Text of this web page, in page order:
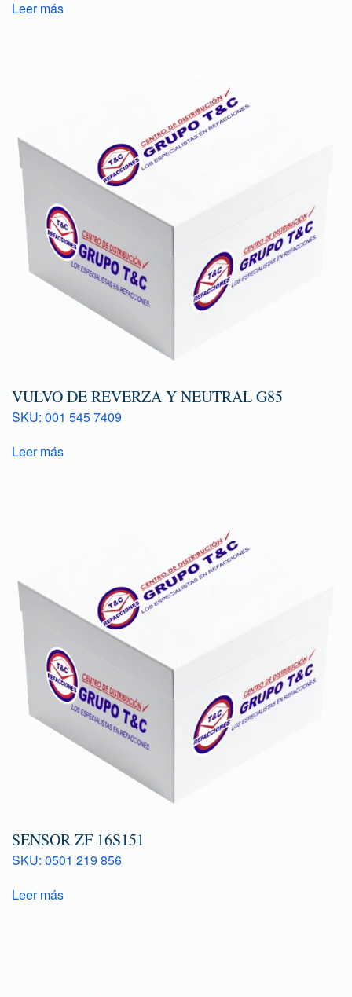
Leer más
VULVO DE REVERZA Y NEUTRAL G85
SKU: 001 545 7409
Leer más
SENSOR ZF 16S151
SKU: 0501 219 856
Leer más